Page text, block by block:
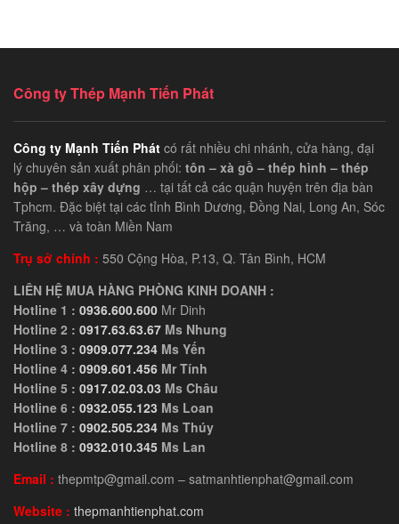
Công ty Thép Mạnh Tiến Phát
Công ty Mạnh Tiến Phát có rất nhiều chi nhánh, cửa hàng, đại
lý chuyên sản xuất phân phối: tôn – xà gồ – thép hình – thép
hộp – thép xây dựng … tại tất cả các quận huyện trên địa bàn
Tphcm. Đặc biệt tại các tỉnh Bình Dương, Đồng Nai, Long An, Sóc
Trăng, … và toàn Miền Nam
Trụ sở chính : 550 Cộng Hòa, P.13, Q. Tân Bình, HCM
LIÊN HỆ MUA HÀNG PHÒNG KINH DOANH :
Hotline 1 : 0936.600.600 Mr Dinh
Hotline 2 : 0917.63.63.67 Ms Nhung
Hotline 3 : 0909.077.234 Ms Yến
Hotline 4 : 0909.601.456 Mr Tính
Hotline 5 : 0917.02.03.03 Ms Châu
Hotline 6 : 0932.055.123 Ms Loan
Hotline 7 : 0902.505.234 Ms Thúy
Hotline 8 : 0932.010.345 Ms Lan
Email : thepmtp@gmail.com – satmanhtienphat@gmail.com
Website : thepmanhtienphat.com